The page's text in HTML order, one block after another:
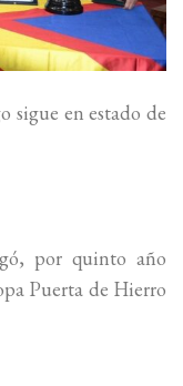
sigue en estado de
por quinto año
Puerta de Hierro